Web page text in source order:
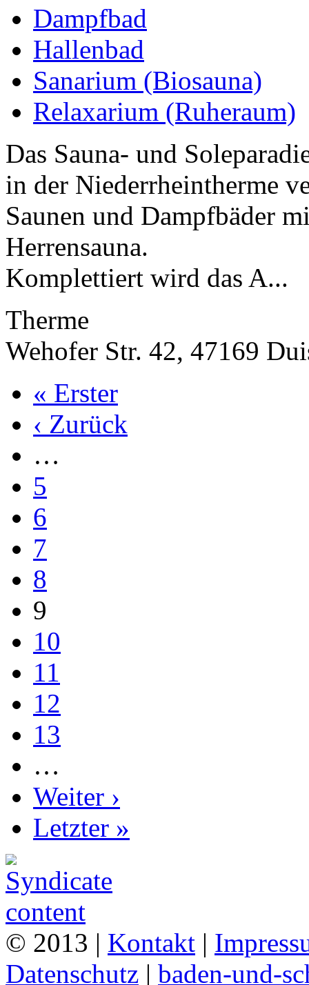
Dampfbad
Hallenbad
Sanarium (Biosauna)
Relaxarium (Ruheraum)
Das Sauna- und
in der Niederrheintherme
Saunen und Dampfbäder
Herrensauna.
Komplettiert wird das A...
Therme
Wehofer Str. 42, 47169
« Erster
‹ Zurück
…
5
6
7
8
9
10
11
12
13
…
Weiter ›
Letzter »
© 2013 | Kontakt |
Datenschutz | baden-und-